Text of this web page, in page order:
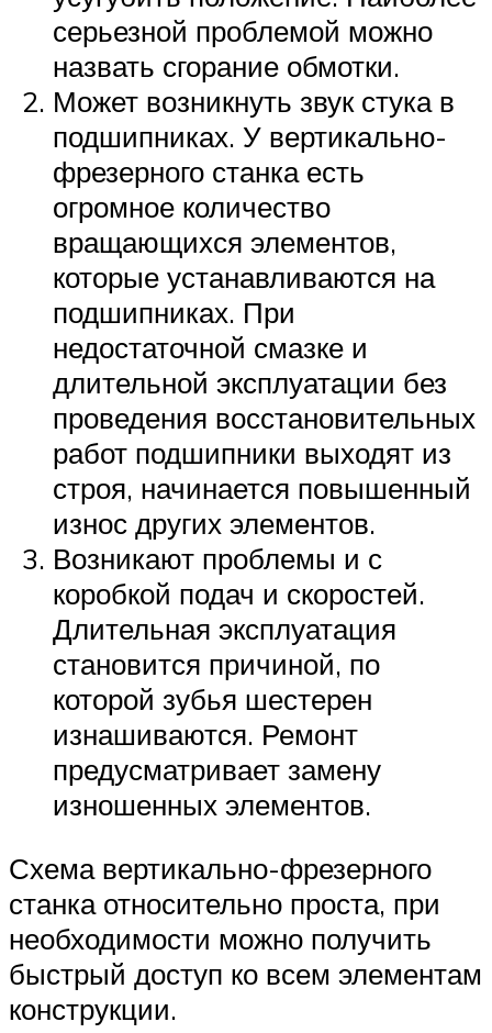
серьезной проблемой можно
назвать сгорание обмотки.
Может возникнуть звук стука в
подшипниках. У вертикально-
фрезерного станка есть
огромное количество
вращающихся элементов,
которые устанавливаются на
подшипниках. При
недостаточной смазке и
длительной эксплуатации без
проведения восстановительных
работ подшипники выходят из
строя, начинается повышенный
износ других элементов.
Возникают проблемы и с
коробкой подач и скоростей.
Длительная эксплуатация
становится причиной, по
которой зубья шестерен
изнашиваются. Ремонт
предусматривает замену
изношенных элементов.
Схема вертикально-фрезерного
станка относительно проста, при
необходимости можно получить
быстрый доступ ко всем элементам
конструкции.